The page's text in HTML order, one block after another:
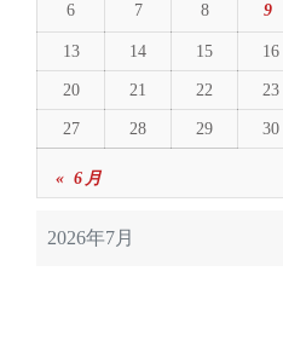
2026年7月
« 6月
6 7 8 9
13 14 15 16
20 21 22 23
27 28 29 30